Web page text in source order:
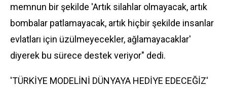
memnun bir şekilde 'Artık silahlar olmayacak, artık
bombalar patlamayacak, artık hiçbir şekilde insanlar
evlatları için üzülmeyecekler, ağlamayacaklar'
diyerek bu sürece destek veriyor" dedi.
'TÜRKİYE MODELİNİ DÜNYAYA HEDİYE EDECEĞİZ'